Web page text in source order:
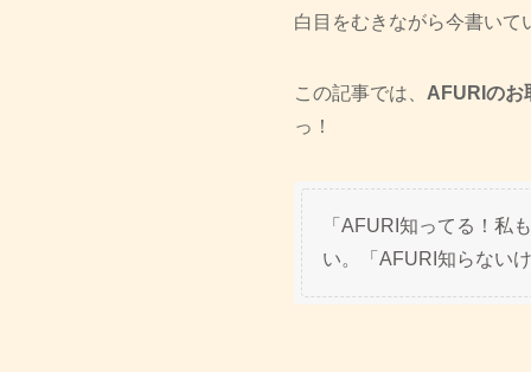
白目をむきながら今書いて
この記事では、 AFURIのお
っ！
「AFURI知ってる！私
い。「AFURI知らない